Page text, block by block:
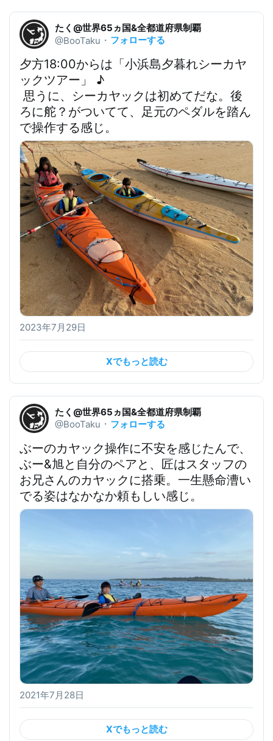
たく@世界65ヵ国&全都道府県制覇
@BooTaku ・ フォローする
夕方18:00からは「小浜島夕暮れシーカヤ
ックツアー」
♪
思うに、シーカヤックは初めてだな。後
ろに舵？がついてて、足元のペダルを踏ん
で操作する感じ 。
2023年7月29日
Xでもっと読む
たく@世界65ヵ国&全都道府県制覇
@BooTaku ・ フォローする
ぶーのカヤック操作に不安を感じたんで、
ぶー&旭と自分のペアと、匠はスタッフの
お兄さんのカヤックに搭乗。一生懸命漕い
でる姿はなかなか頼もしい感じ。
2021年7月28日
Xでもっと読む